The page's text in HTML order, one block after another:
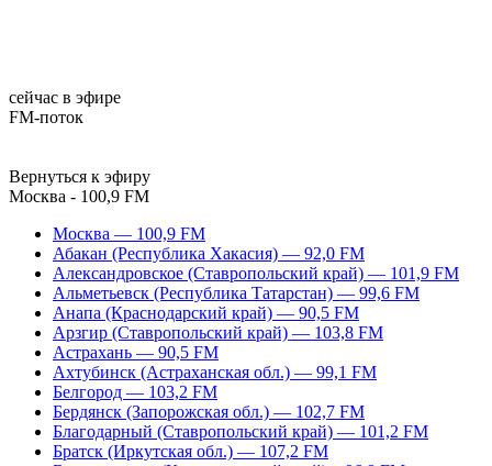
сейчас в эфире
FM-поток
Вернуться к эфиру
Москва - 100,9 FM
Москва — 100,9 FM
Абакан (Республика Хакасия) — 92,0 FM
Александровское (Ставропольский край) — 101,9 FM
Альметьевск (Республика Татарстан) — 99,6 FM
Анапа (Краснодарский край) — 90,5 FM
Арзгир (Ставропольский край) — 103,8 FM
Астрахань — 90,5 FM
Ахтубинск (Астраханская обл.) — 99,1 FM
Белгород — 103,2 FM
Бердянск (Запорожская обл.) — 102,7 FM
Благодарный (Ставропольский край) — 101,2 FM
Братск (Иркутская обл.) — 107,2 FM